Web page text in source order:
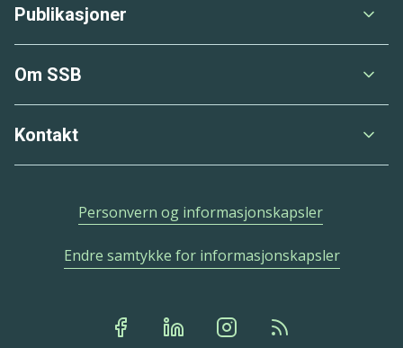
Publikasjoner
Om SSB
Kontakt
Personvern og informasjonskapsler
Endre samtykke for informasjonskapsler